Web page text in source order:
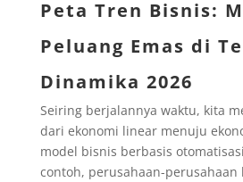
Peta Tren Bisnis:
Peluang Emas di
Dinamika 2026
Seiring berjalannya waktu, kita
dari ekonomi linear menuju
model bisnis berbasis
contoh, perusahaan-perusahaan